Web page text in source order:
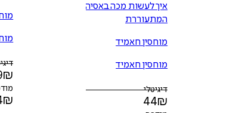
איך לעשות מכה באסיה
המתעוררת
מוחסין חאמיד
מוחסין חאמיד
דיגיטלי
44₪
₪
₪